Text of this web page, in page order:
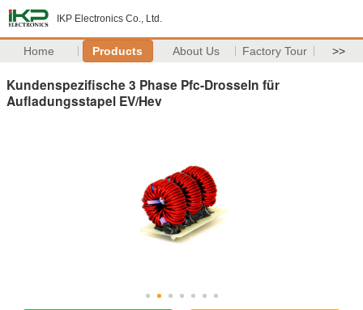
IKP Electronics Co., Ltd.
Home Products About Us Factory Tour >>
Kundenspezifische 3 Phase Pfc-Drosseln für
Aufladungsstapel EV/Hev